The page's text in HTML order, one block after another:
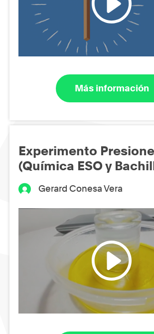
Más información
Experimento
(Química ESO y
Gerard Conesa Vera